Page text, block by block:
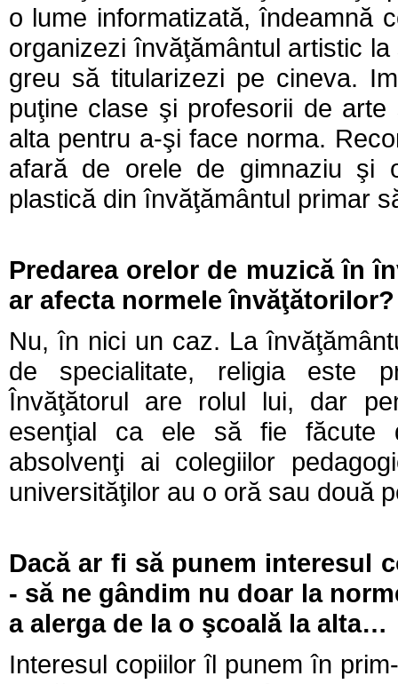
o lume informatizată, îndeamnă
organizezi învăţământul artistic
greu să titularizezi pe cineva.
puţine clase şi profesorii de
alta pentru a-şi face norma.
afară de orele de gimnaziu şi
plastică din învăţământul primar
Predarea orelor de muzică în
ar afecta normele învăţătorilor?
Nu, în nici un caz. La
de specialitate, religia este
Învăţătorul are rolul lui, dar
esenţial ca ele să fie făcute
absolvenţi ai colegiilor
universităţilor au o oră sau două
Dacă ar fi să punem interesul
- să ne gândim nu doar la
a alerga de la o şcoală la alta…
Interesul copiilor îl punem în